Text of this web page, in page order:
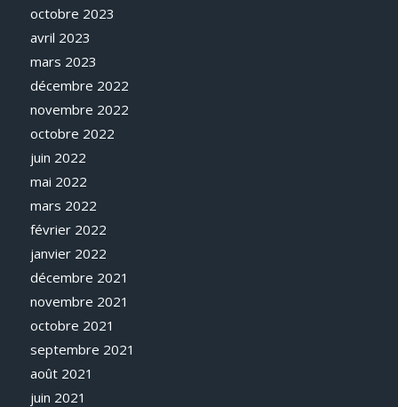
octobre 2023
avril 2023
mars 2023
décembre 2022
novembre 2022
octobre 2022
juin 2022
mai 2022
mars 2022
février 2022
janvier 2022
décembre 2021
novembre 2021
octobre 2021
septembre 2021
août 2021
juin 2021